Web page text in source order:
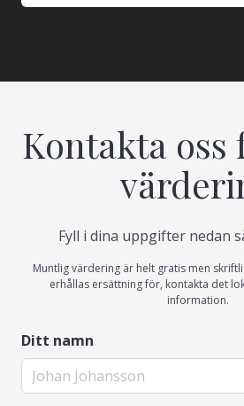
Kontakta oss
Fyll i dina uppgifter nedan
Muntlig värdering är helt gratis men
erhållas ersättning för, kontakta det
information.
Ditt namn